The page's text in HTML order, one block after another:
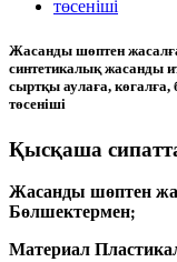
Жасанды шөптен
синтетикалық жасанды
сыртқы аулаға, көгалға,
төсеніші
Қысқаша
Жасанды шөптен
Бөлшектермен;
Материал